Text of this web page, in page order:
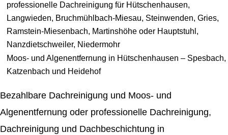
professionelle Dachreinigung für Hütschenhausen,
Langwieden, Bruchmühlbach-Miesau, Steinwenden, Gries,
Ramstein-Miesenbach, Martinshöhe oder Hauptstuhl,
Nanzdietschweiler, Niedermohr
Moos- und Algenentfernung in Hütschenhausen – Spesbach,
Katzenbach und Heidehof
Bezahlbare Dachreinigung und Moos- und
Algenentfernung oder professionelle Dachreinigung,
Dachreinigung und Dachbeschichtung in